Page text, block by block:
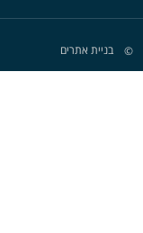
© בניית אתרים